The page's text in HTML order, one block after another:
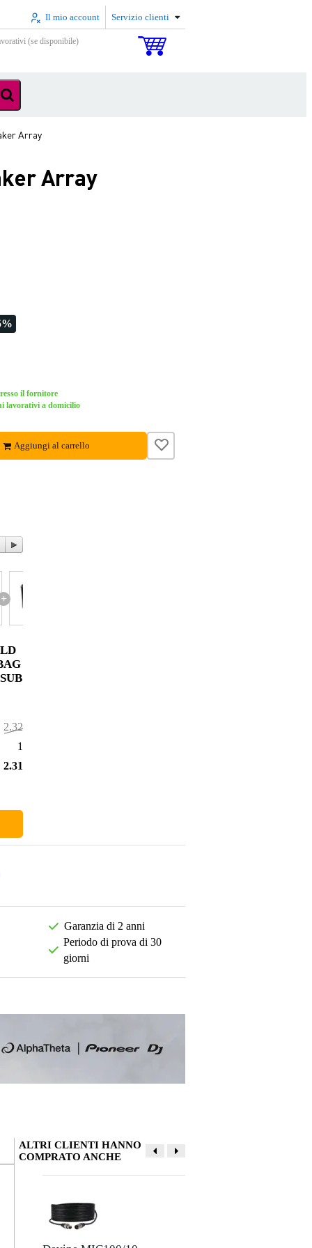
Il mio account Servizio clienti
(se disponibile)
Array
Array
il fornitore
lavorativi a domicilio
Aggiungi al carrello
+
2.328,00 €
11,00 €
2.317,00 €
Garanzia di 2 anni
Periodo di prova di 30
giorni
Soprannome
Non ci sono ancora recensioni per questo prodotto.
ALTRI CLIENTI HANNO
COMPRATO ANCHE